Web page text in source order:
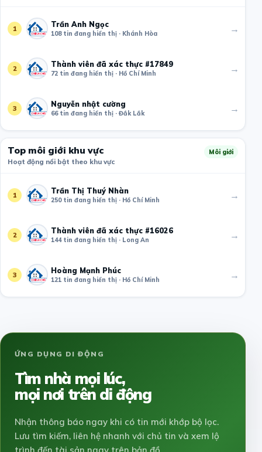
1 Trần Anh Ngọc
108 tin đang hiển thị · Khánh Hòa →
2 Thành viên đã xác thực #17849
72 tin đang hiển thị · Hồ Chí Minh →
3 Nguyễn nhật cường
66 tin đang hiển thị · Đắk Lắk →
Top môi giới khu vực
Hoạt động nổi bật theo khu vực
Môi giới
1 Trần Thị Thuý Nhàn
250 tin đang hiển thị · Hồ Chí Minh →
2 Thành viên đã xác thực #16026
144 tin đang hiển thị · Long An →
3 Hoàng Mạnh Phúc
121 tin đang hiển thị · Hồ Chí Minh →
ỨNG DỤNG DI ĐỘNG
Tìm nhà mọi lúc,
mọi nơi trên di động
Nhận thông báo ngay khi có tin mới khớp bộ lọc.
Lưu tìm kiếm, liên hệ nhanh với chủ tin và xem lộ